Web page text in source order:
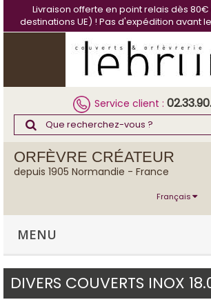
Livraison offerte en point relais dès
destinations UE) ! Pas d'expédition avant
Service client :
ORFÈVRE CRÉATEUR
depuis 1905 Normandie - France
Français
MENU
DIVERS COUVERTS INOX
Panneau de gestion des cookies